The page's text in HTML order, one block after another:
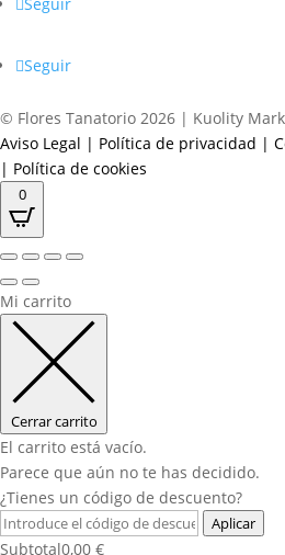
Seguir
© Flores Tanatorio 2026 | Kuolity
Aviso Legal | Política de privacidad |
| Política de cookies
0
Mi carrito
Cerrar carrito
El carrito está vacío.
Parece que aún no te has decidido.
¿Tienes un código de descuento?
Aplicar
Subtotal0,00 €